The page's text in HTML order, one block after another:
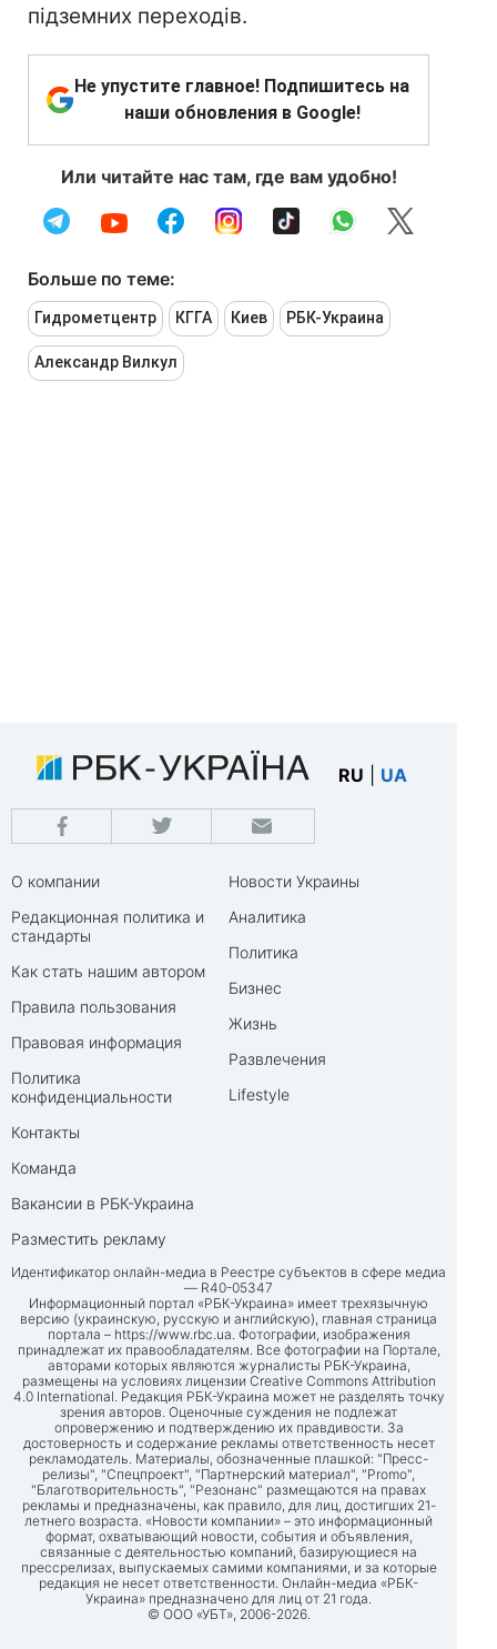
підземних переходів.
Не упустите главное! Подпишитесь на
наши обновления в Google!
Или читайте нас там, где вам удобно!
Больше по теме:
Гидрометцентр КГГА Киев РБК-Украина
Александр Вилкул
RU UA
О компании
Редакционная политика и
стандарты
Как стать нашим автором
Правила пользования
Правовая информация
Политика
конфиденциальности
Контакты
Команда
Вакансии в РБК-Украина
Разместить рекламу
Новости Украины
Аналитика
Политика
Бизнес
Жизнь
Развлечения
Lifestyle
Идентификатор онлайн-медиа в Реестре субъектов в сфере медиа
— R40-05347
Информационный портал «РБК-Украина» имеет трехязычную
версию (украинскую, русскую и английскую), главная страница
портала – https://www.rbc.ua. Фотографии, изображения
принадлежат их правообладателям. Все фотографии на Портале,
авторами которых являются журналисты РБК-Украина,
размещены на условиях лицензии Creative Commons Attribution
4.0 International. Редакция РБК-Украина может не разделять точку
зрения авторов. Оценочные суждения не подлежат
опровержению и подтверждению их правдивости. За
достоверность и содержание рекламы ответственность несет
рекламодатель. Материалы, обозначенные плашкой: "Пресс-
релизы", "Спецпроект", "Партнерский материал", "Promo",
"Благотворительность", "Резонанс" размещаются на правах
рекламы и предназначены, как правило, для лиц, достигших 21-
летнего возраста. «Новости компании» – это информационный
формат, охватывающий новости, события и объявления,
связанные с деятельностью компаний, базирующиеся на
прессрелизах, выпускаемых самими компаниями, и за которые
редакция не несет ответственности. Онлайн-медиа «РБК-
Украина» предназначено для лиц от 21 года.
© ООО «УБТ», 2006-2026.